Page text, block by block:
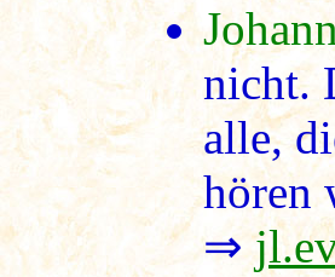
nicht.
alle,
hören
⇒